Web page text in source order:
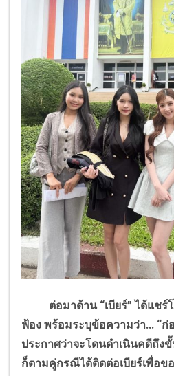
ต่อมาด้าน “เบียร์” ได้แชร์โ
ฟ้อง พร้อมระบุข้อความว่า... “ก่
ประกาศว่าจะโดนดำเนินคดีถึงขั้
ก็ตามคู่กรณีได้ติดต่อเบียร์เพื่อ